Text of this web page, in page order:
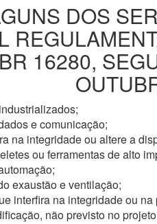
DOS
16280,
e comunicação;
na integridade ou altere a
ou ferramentas de alto
exaustão e ventilação;
interfira na integridade ou
não previsto no